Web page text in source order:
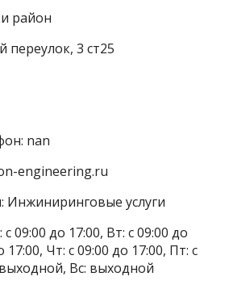
район
переулок, 3 ст25
nan
engineering.ru
Инжиниринговые услуги
09:00 до 17:00, Вт: с 09:00 до
17:00, Чт: с 09:00 до 17:00, Пт: с
Вс: выходной